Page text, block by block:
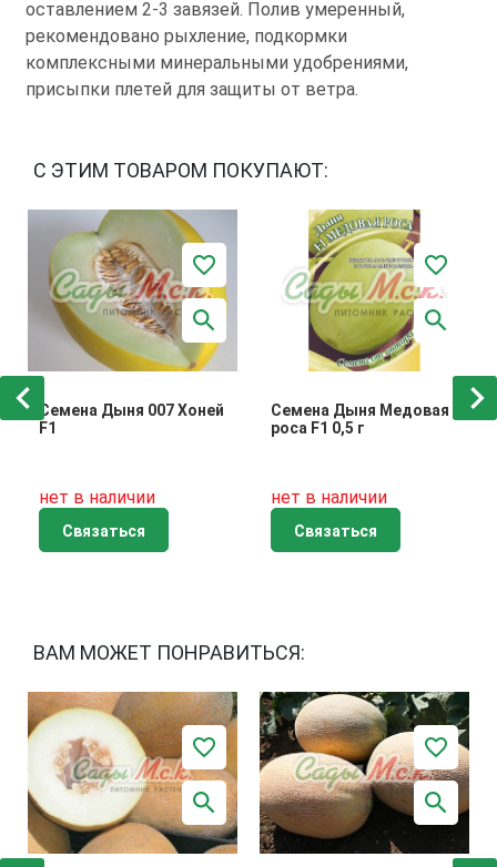
оставлением 2-3 завязей. Полив умеренный,
рекомендовано рыхление, подкормки
комплексными минеральными удобрениями,
присыпки плетей для защиты от ветра.
С ЭТИМ ТОВАРОМ ПОКУПАЮТ:
Семена Дыня 007 Хоней
F1
нет в наличии
Связаться
Семена Дыня Медовая
роса F1 0,5 г
нет в наличии
Связаться
ВАМ МОЖЕТ ПОНРАВИТЬСЯ: